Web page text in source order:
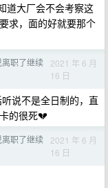
道大厂会不会考察这
求，面的好就要那个
职了继续
2021 年 6 月
16 日
说不是全日制的，直
的很死💔
职了继续
2021 年 6 月
16 日